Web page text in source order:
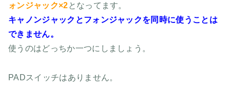
ォンジャック×2となってます。
キャノンジャックとフォンジャックを同時に使うことは
できません。
使うのはどっちか一つにしましょう。
PADスイッチはありません。